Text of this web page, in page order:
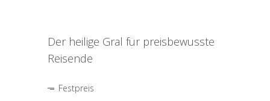
Der heilige Gral für preisbewusste
Reisende
Festpreis